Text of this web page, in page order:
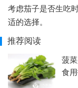
考虑茄子是否生吃
适的选择。
推荐阅读
菠
食